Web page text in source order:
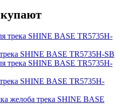
SHINE BASE TR5735H-SB
SHINE BASE TR5735H-